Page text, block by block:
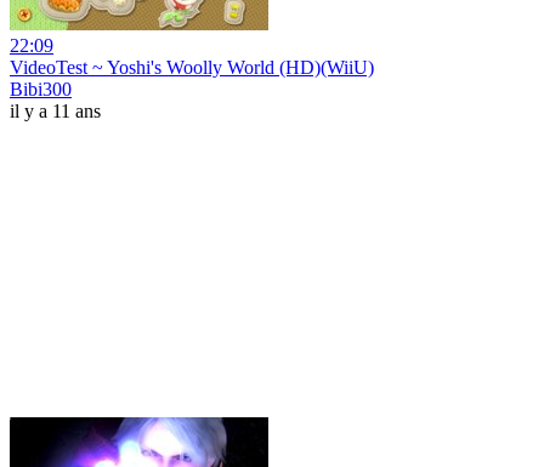
22:09
VideoTest ~ Yoshi's Woolly World (HD)(WiiU)
Bibi300
il y a 11 ans